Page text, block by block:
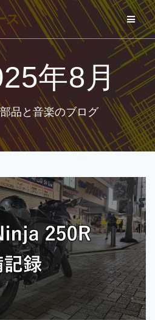
コ
ン
テ
ツ
ス
キ
ッ
ス
年8月
品と音楽のブログ